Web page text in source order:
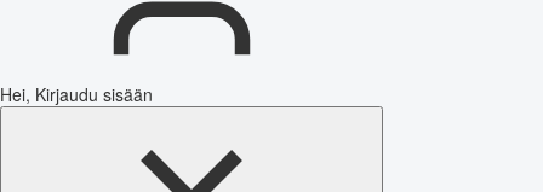
Hei, Kirjaudu sisään